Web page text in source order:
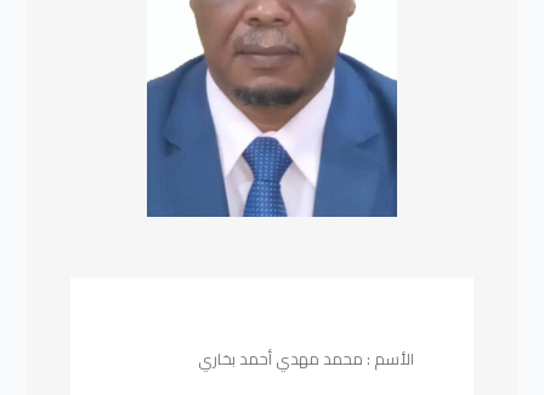
الأسم : محمد مهدي أحمد بخاري